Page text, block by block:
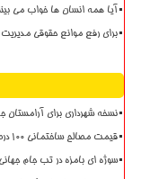
آیا همه انسان ها خواب می
برای رفع موانع حقوقی
نسخه شهرداری برای آرامستان
قیمت مصالح ساختمانی ۱۰۰ درصد گران گردید
سوژه ای بامزه در تب جام